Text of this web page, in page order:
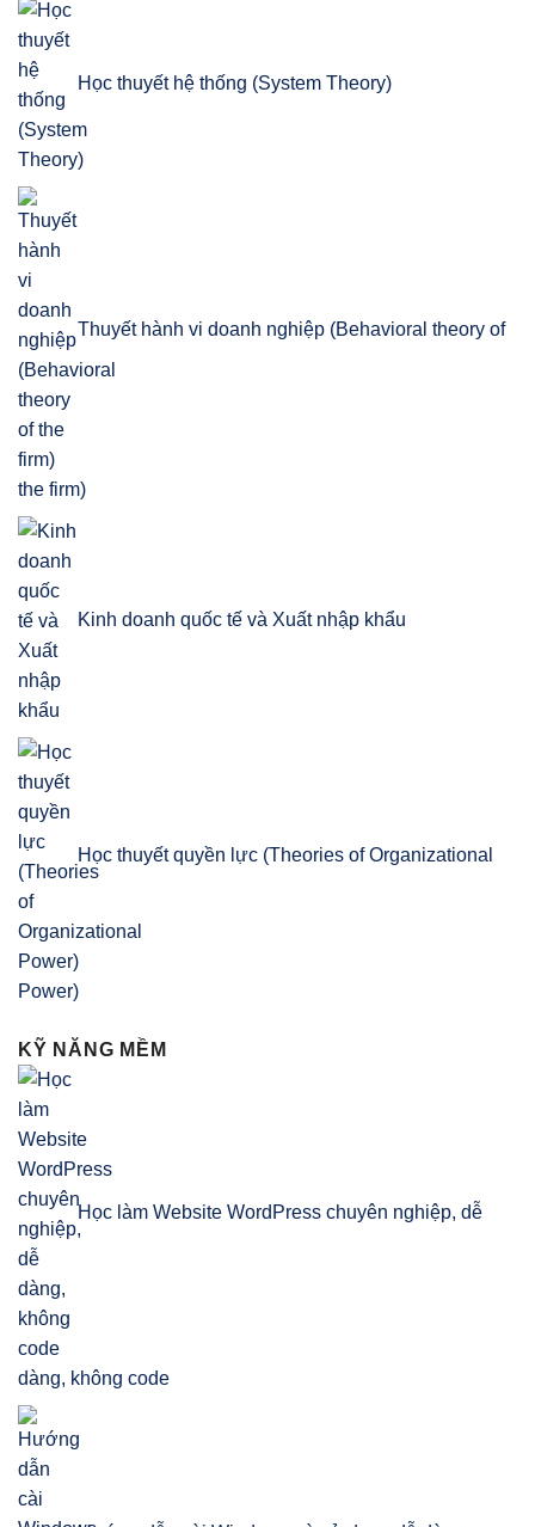
Học thuyết hệ thống (System Theory)
Thuyết hành vi doanh nghiệp (Behavioral theory of
the firm)
Kinh doanh quốc tế và Xuất nhập khẩu
Học thuyết quyền lực (Theories of Organizational
Power)
KỸ NĂNG MỀM
Học làm Website WordPress chuyên nghiệp, dễ
dàng, không code